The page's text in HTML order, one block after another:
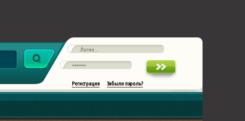
Регистрация
Забыли пароль?